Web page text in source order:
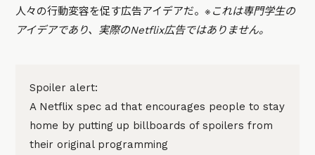
人々の行動変容を促す広告アイデアだ。※これは専門学生の
アイデアであり、実際のNetflix広告ではありません。
Spoiler alert:
A Netflix spec ad that encourages people to stay
home by putting up billboards of spoilers from
their original programming